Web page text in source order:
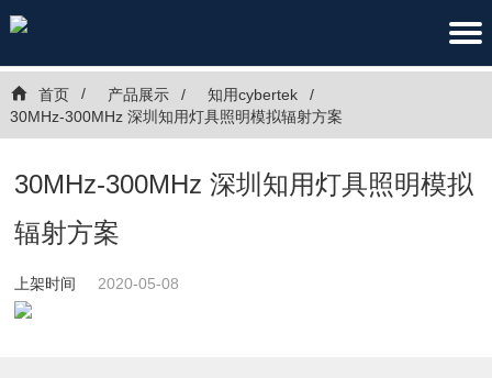
首页 产品展示
知用cybertek
30MHz-300MHz 深圳知用灯具照明模拟辐射方案
30MHz-300MHz 深圳知用灯具照明模拟
辐射方案
上架时间 2020-05-08